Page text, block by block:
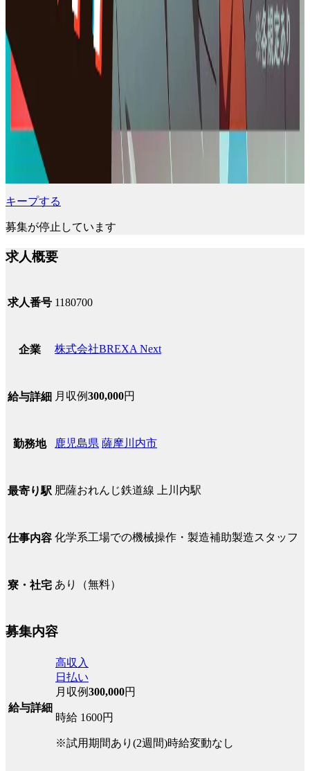
キープする
募集が停止しています
求人概要
求人番号 1180700
企業 株式会社BREXA Next
給与詳細 月収例300,000円
勤務地 鹿児島県 薩摩川内市
最寄り駅 肥薩おれんじ鉄道線 上川内駅
仕事内容 化学系工場での機械操作・製造補助製造スタッフ
寮・社宅 あり（無料）
募集内容
給与詳細
高収入
日払い
月収例300,000円
時給 1600円
※試用期間あり(2週間)時給変動なし